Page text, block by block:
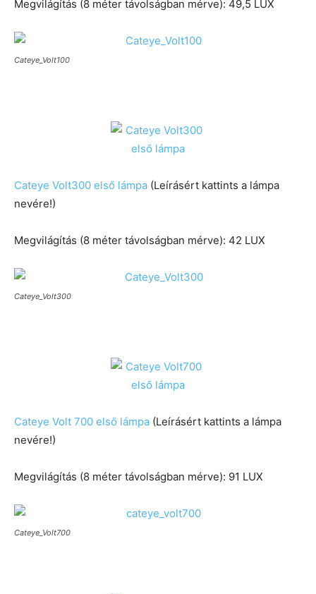
Megvilágítás (8 méter távolságban mérve): 49,5 LUX
Cateye_Volt100
Cateye Volt300 első lámpa (Leírásért kattints a lámpa
nevére!)
Megvilágítás (8 méter távolságban mérve): 42 LUX
Cateye_Volt300
Cateye Volt 700 első lámpa (Leírásért kattints a lámpa
nevére!)
Megvilágítás (8 méter távolságban mérve): 91 LUX
Cateye_Volt700